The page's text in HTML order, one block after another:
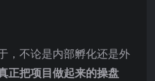
，不论是内部孵化还是外
正把项目做起来的操盘